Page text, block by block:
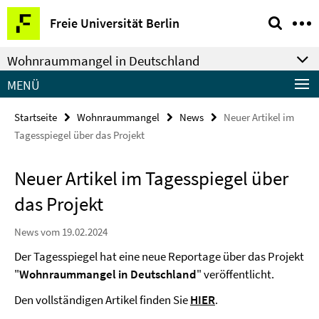
Springe
direkt
zu
Inhalt
Freie Universität Berlin
Service-
Navigation
Wohnraummangel in Deutschland
MENÜ
Startseite Wohnraummangel News
Neuer Artikel im
Tagesspiegel über das Projekt
Neuer Artikel im Tagesspiegel über
das Projekt
News vom 19.02.2024
Der Tagesspiegel hat eine neue Reportage über das Projekt
"Wohnraummangel in Deutschland" veröffentlicht.
Den vollständigen Artikel finden SieHIER.